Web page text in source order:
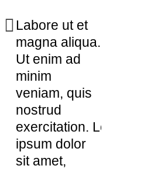
Labore ut et
magna aliqua.
Ut enim ad
minim
veniam, quis
nostrud
exercitation. Lorem
ipsum dolor
sit amet,